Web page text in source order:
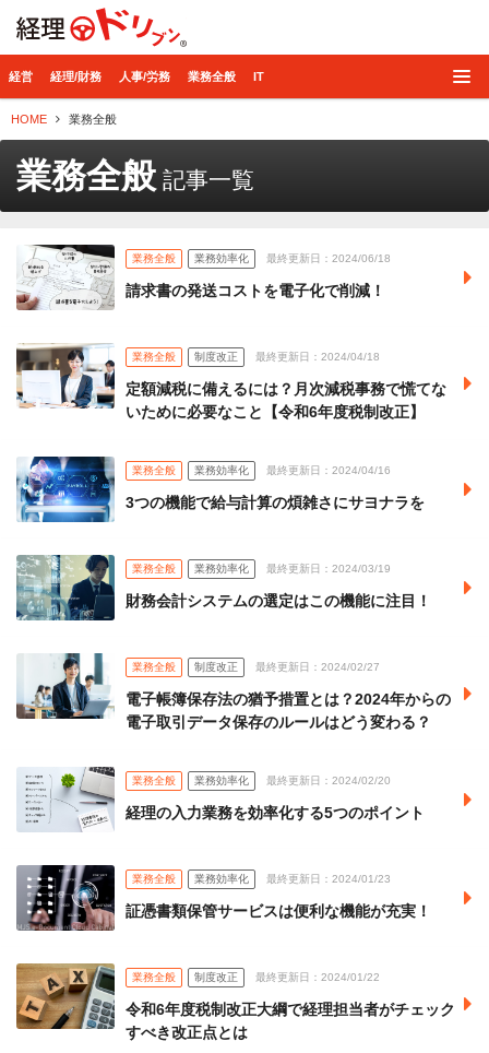
経営 経理/財務 人事/労務 業務全般 IT
HOME 業務全般
業務全般 記事一覧
業務全般 業務効率化 最終更新日：2024/06/18
請求書の発送コストを電子化で削減！
業務全般 制度改正 最終更新日：2024/04/18
定額減税に備えるには？月次減税事務で慌てな
いために必要なこと【令和6年度税制改正】
業務全般 業務効率化 最終更新日：2024/04/16
3つの機能で給与計算の煩雑さにサヨナラを
業務全般 業務効率化 最終更新日：2024/03/19
財務会計システムの選定はこの機能に注目！
業務全般 制度改正 最終更新日：2024/02/27
電子帳簿保存法の猶予措置とは？2024年からの
電子取引データ保存のルールはどう変わる？
業務全般 業務効率化 最終更新日：2024/02/20
経理の入力業務を効率化する5つのポイント
業務全般 業務効率化 最終更新日：2024/01/23
証憑書類保管サービスは便利な機能が充実！
業務全般 制度改正 最終更新日：2024/01/22
令和6年度税制改正大綱で経理担当者がチェック
すべき改正点とは